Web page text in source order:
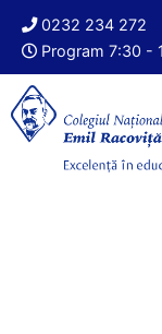
0232 234 272
Program 7:30 -